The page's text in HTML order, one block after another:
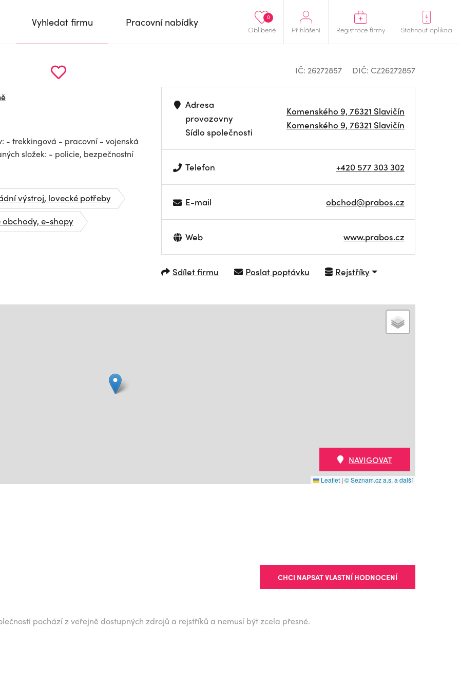
Oblíbené
0
Přihlášení Registrace firmy Stáhnout aplikaci
Vyhledat firmu Pracovní nabídky
- trekkingová - pracovní - vojenská
složek: - policie, bezpečnostní
výstroj, lovecké potřeby
e-shopy
IČ: 26272857 DIČ: CZ26272857
Adresa
provozovny
Sídlo společnosti
Komenského 9, 76321 Slavičín
Komenského 9, 76321 Slavičín
Telefon +420 577 303 302
E-mail obchod@prabos.cz
Web www.prabos.cz
Sdílet firmu Poslat poptávku Rejstříky
Leaflet | © Seznam.cz a.s. a další
NAVIGOVAT
CHCI NAPSAT VLASTNÍ HODNOCENÍ
pochází z veřejně dostupných zdrojů a rejstříků a nemusí být zcela přesné.